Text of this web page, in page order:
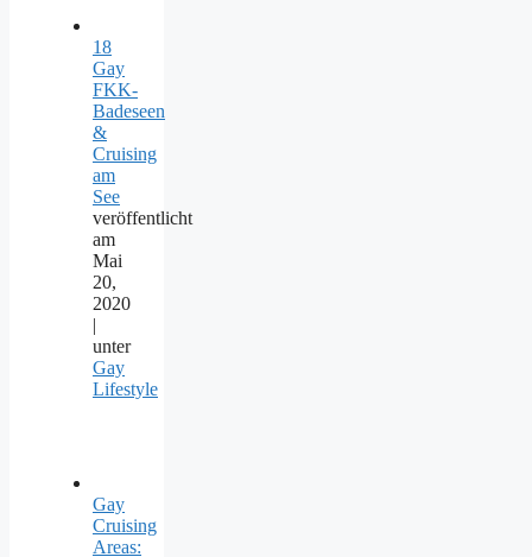
18
Gay
FKK-
Badeseen
&
Cruising
am
See
veröffentlicht
am
Mai
20,
2020
|
unter
Gay
Lifestyle
Gay
Cruising
Areas: